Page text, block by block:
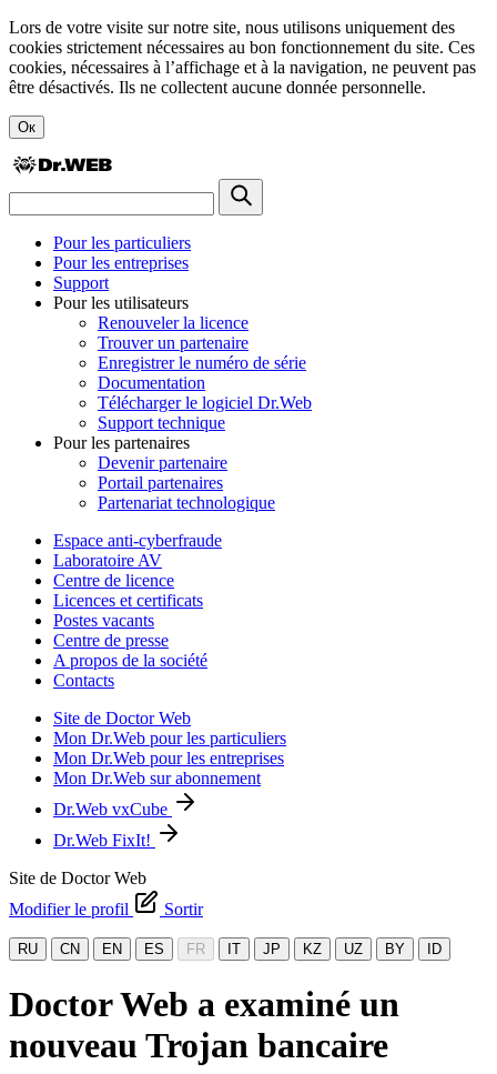
Lors de votre visite sur notre site, nous utilisons uniquement des
cookies strictement nécessaires au bon fonctionnement du site. Ces
cookies, nécessaires à l’affichage et à la navigation, ne peuvent pas
être désactivés. Ils ne collectent aucune donnée personnelle.
Ок
Pour les particuliers
Pour les entreprises
Support
Pour les utilisateurs
Renouveler la licence
Trouver un partenaire
Enregistrer le numéro de série
Documentation
Télécharger le logiciel Dr.Web
Support technique
Pour les partenaires
Devenir partenaire
Portail partenaires
Partenariat technologique
Espace anti-cyberfraude
Laboratoire AV
Centre de licence
Licences et certificats
Postes vacants
Centre de presse
A propos de la société
Contacts
Site de Doctor Web
Mon Dr.Web pour les particuliers
Mon Dr.Web pour les entreprises
Mon Dr.Web sur abonnement
Dr.Web vxCube
Dr.Web FixIt!
Site de Doctor Web
Modifier le profil
Sortir
RU CN EN ES FR IT JP KZ UZ BY ID
Doctor Web a examiné un
nouveau Trojan bancaire